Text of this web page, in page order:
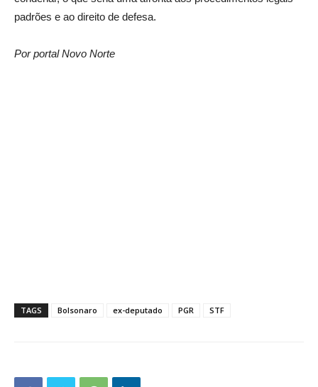
padrões e ao direito de defesa.
Por portal Novo Norte
TAGS Bolsonaro ex-deputado PGR STF